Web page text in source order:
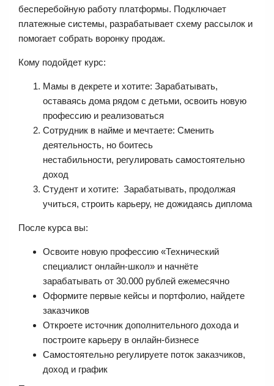
бесперебойную работу платформы. Подключает
платежные системы, разрабатывает схему рассылок и
помогает собрать воронку продаж.
Кому подойдет курс:
Мамы в декрете и хотите: Зарабатывать,
оставаясь дома рядом с детьми, освоить новую
профессию и реализоваться
Сотрудник в найме и мечтаете: Сменить
деятельность, но боитесь
нестабильности, регулировать самостоятельно
доход
Студент и хотите: Зарабатывать, продолжая
учиться, строить карьеру, не дожидаясь диплома
После курса вы:
Освоите новую профессию «Технический
специалист онлайн-школ» и начнёте
зарабатывать от 30.000 рублей ежемесячно
Оформите первые кейсы и портфолио, найдете
заказчиков
Откроете источник дополнительного дохода и
построите карьеру в онлайн-бизнесе
Самостоятельно регулируете поток заказчиков,
доход и график